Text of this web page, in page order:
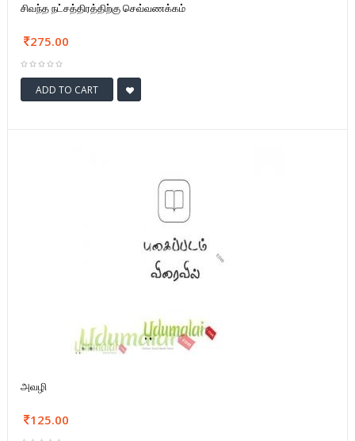
சிவந்த நட்சத்திரத்திற்கு செவ்வணக்கம்
275.00
ADD TO CART
அவழி
125.00